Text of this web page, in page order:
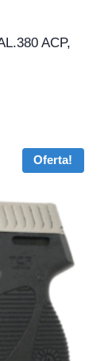
ACP,
Oferta!